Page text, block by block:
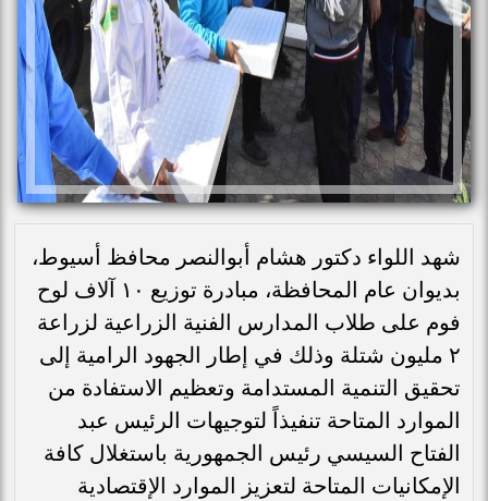
شهد اللواء دكتور هشام أبوالنصر محافظ أسيوط،
بديوان عام المحافظة، مبادرة توزيع ١٠ آلاف لوح
فوم على طلاب المدارس الفنية الزراعية لزراعة
٢ مليون شتلة وذلك في إطار الجهود الرامية إلى
تحقيق التنمية المستدامة وتعظيم الاستفادة من
الموارد المتاحة تنفيذاً لتوجيهات الرئيس عبد
الفتاح السيسي رئيس الجمهورية باستغلال كافة
الإمكانيات المتاحة لتعزيز الموارد الإقتصادية